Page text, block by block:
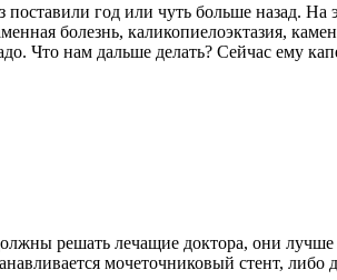
поставили год или чуть больше назад.
болезнь, каликопиелоэктазия,
Что нам дальше делать? Сейчас ему
решать лечащие доктора, они
мочеточниковый стент,